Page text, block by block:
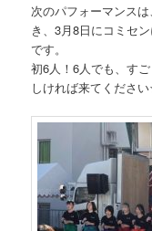
次のパフォーマンス
き、3月8日にコミセ
です。
初6人！6人でも、す
しければ来てください